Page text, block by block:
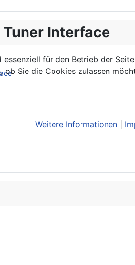
Interface
für den Betrieb der
Sie die Cookies zulassen
Weitere Informationen